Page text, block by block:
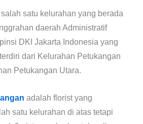
satu kelurahan yang berada
daerah Administratif
DKI Jakarta Indonesia yang
dari Kelurahan Petukangan
Petukangan Utara.
adalah florist yang
satu kelurahan di atas tetapi